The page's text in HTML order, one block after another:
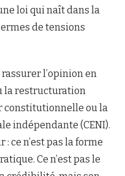
loi qui naît dans la
de tensions
l’opinion en
la restructuration
constitutionnelle ou la
indépendante (CENI).
ce n’est pas la forme
Ce n’est pas le